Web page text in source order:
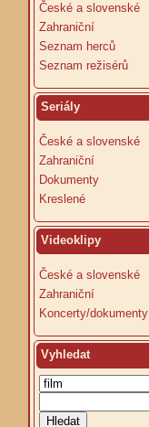
České a slovenské
Zahraniční
Seznam herců
Seznam režisérů
Seriály
České a slovenské
Zahraniční
Dokumenty
Kreslené
Videoklipy
České a slovenské
Zahraniční
Koncerty/dokumenty
Vyhledat